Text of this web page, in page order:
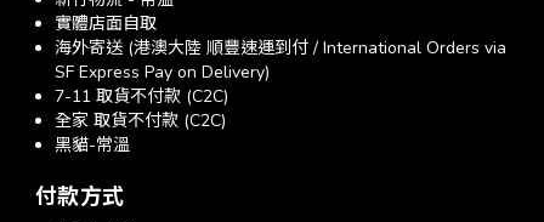
實體店面自取
海外寄送 (港澳大陸 順豐速運到付 / International Orders via
SF Express Pay on Delivery)
7-11 取貨不付款 (C2C)
全家 取貨不付款 (C2C)
黑貓-常溫
付款方式